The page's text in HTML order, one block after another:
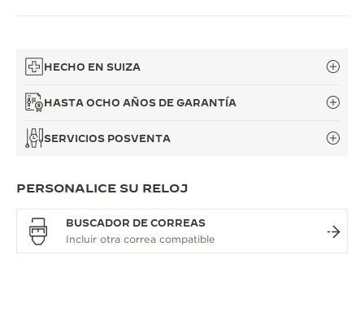
HECHO EN SUIZA
HASTA OCHO AÑOS DE GARANTÍA
SERVICIOS POSVENTA
PERSONALICE SU RELOJ
BUSCADOR DE CORREAS